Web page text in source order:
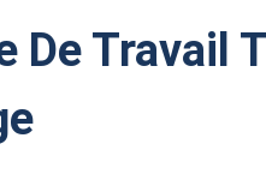
Travail